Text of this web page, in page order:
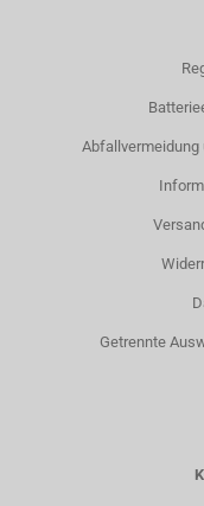
Getrennte